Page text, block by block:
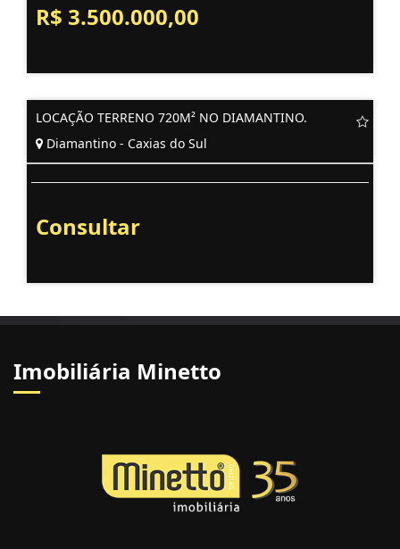
R$ 3.500.000,00
LOCAÇÃO TERRENO 720M² NO DIAMANTINO.
Diamantino - Caxias do Sul
Consultar
Imobiliária Minetto